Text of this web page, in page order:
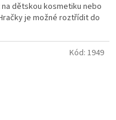
dětskou kosmetiku nebo
je možné roztřídit do
Kód: 1949